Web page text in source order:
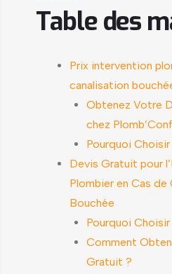
Table des
Prix intervention
canalisation
Obtenez Votre
chez
Pourquoi
Devis Gratuit pour
Plombier en Cas de
Bouchée
Pourquoi
Comment
Gratuit ?